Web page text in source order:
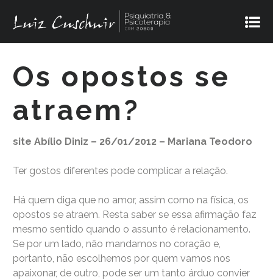
Os opostos se
atraem?
site Abílio Diniz – 26/01/2012 – Mariana Teodoro
Ter gostos diferentes pode complicar a relação.
Há quem diga que no amor, assim como na física, os
opostos se atraem. Resta saber se essa afirmação faz
mesmo sentido quando o assunto é relacionamento.
Se por um lado, não mandamos no coração e,
portanto, não escolhemos por quem vamos nos
apaixonar, de outro, pode ser um tanto árduo convier